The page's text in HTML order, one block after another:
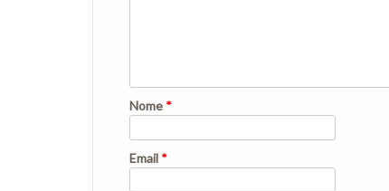
Nome *
Email *